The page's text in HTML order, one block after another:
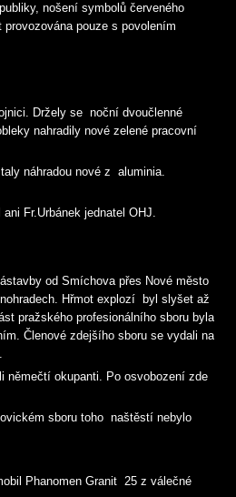
nošení symbolů červeného
pouze s povolením
Držely se noční dvoučlenné
nahradily nové zelené pracovní
náhradou nové z aluminia.
Fr.Urbánek jednatel OHJ.
od Smíchova přes Nové město
Hřmot explozí byl slyšet až
pražského profesionálního sboru byla
Členové zdejšího sboru se vydali na
němečtí okupanti. Po osvobození zde
sboru toho naštěstí nebylo
Phanomen Granit 25 z válečné